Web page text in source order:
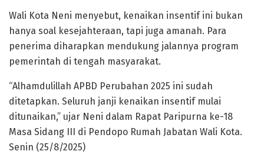
Wali Kota Neni menyebut, kenaikan insentif ini bukan
hanya soal kesejahteraan, tapi juga amanah. Para
penerima diharapkan mendukung jalannya program
pemerintah di tengah masyarakat.
“Alhamdulillah APBD Perubahan 2025 ini sudah
ditetapkan. Seluruh janji kenaikan insentif mulai
ditunaikan,” ujar Neni dalam Rapat Paripurna ke-18
Masa Sidang III di Pendopo Rumah Jabatan Wali Kota.
Senin (25/8/2025)